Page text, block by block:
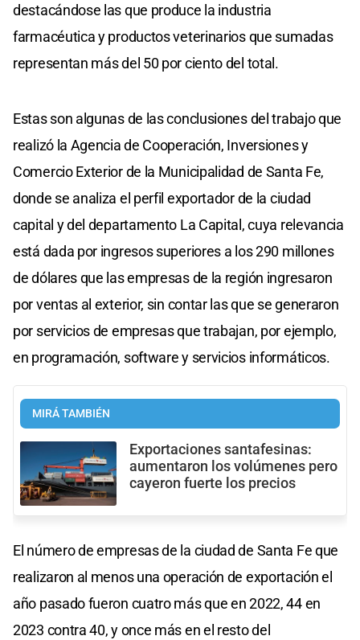
destacándose las que produce la industria
farmacéutica y productos veterinarios que sumadas
representan más del 50 por ciento del total.
Estas son algunas de las conclusiones del trabajo que
realizó la Agencia de Cooperación, Inversiones y
Comercio Exterior de la Municipalidad de Santa Fe,
donde se analiza el perfil exportador de la ciudad
capital y del departamento La Capital, cuya relevancia
está dada por ingresos superiores a los 290 millones
de dólares que las empresas de la región ingresaron
por ventas al exterior, sin contar las que se generaron
por servicios de empresas que trabajan, por ejemplo,
en programación, software y servicios informáticos.
MIRÁ TAMBIÉN
Exportaciones santafesinas:
aumentaron los volúmenes pero
cayeron fuerte los precios
El número de empresas de la ciudad de Santa Fe que
realizaron al menos una operación de exportación el
año pasado fueron cuatro más que en 2022, 44 en
2023 contra 40, y once más en el resto del